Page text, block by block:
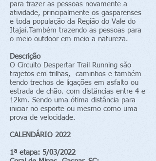
para trazer as pessoas novamente a
atividade, principalmente os gasparenses
e toda população da Região do Vale do
Itajaí.Também trazendo as pessoas para
o meio outdoor em meio a natureza.
Descrição
O Circuito Despertar Trail Running são
trajetos em trilhas, caminhos e também
tendo trechos de ligações em asfalto ou
estrada de chão. com distâncias entre 4 e
12km. Sendo uma ótima distância para
iniciar no esporte ou mesmo como uma
prova de velocidade.
CALENDÁRIO 2022
1ª etapa: 5/03/2022